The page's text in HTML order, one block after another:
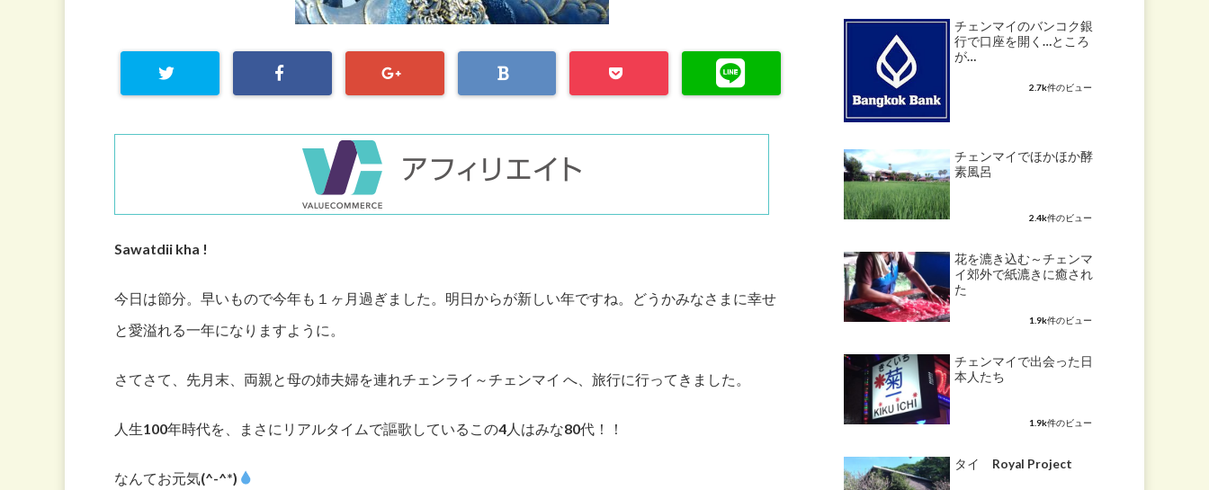
Sawatdii kha !
今日は節分。早いもので今年も１ヶ月過ぎました。明日からが新しい年ですね。どうかみなさまに幸せ
と愛溢れる一年になりますように。
さてさて、先月末、両親と母の姉夫婦を連れチェンライ～チェンマイ へ、旅行に行ってきました。
人生100年時代を、まさにリアルタイムで謳歌しているこの4人はみな80代！！
なんてお元気(^-^*)
チェンマイのバンコク銀
行で口座を開く…ところ
が…
2.7k件のビュー
チェンマイでほかほか酵
素風呂
2.4k件のビュー
花を漉き込む～チェンマ
イ郊外で紙漉きに癒され
た
1.9k件のビュー
チェンマイで出会った日
本人たち
1.9k件のビュー
タイ Royal Project